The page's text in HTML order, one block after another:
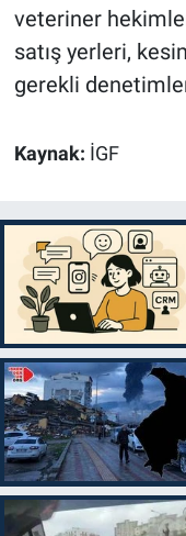
veteriner
satış yerleri,
gerekli
Kaynak: İGF